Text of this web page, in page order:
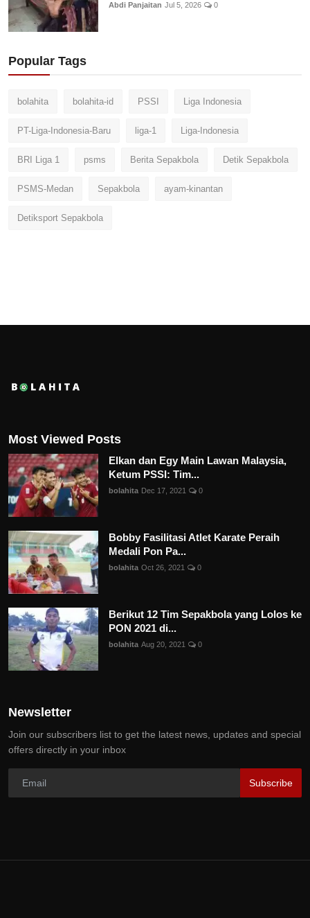
Abdi Panjaitan Jul 5, 2026 0
Popular Tags
bolahita bolahita-id PSSI Liga Indonesia
PT-Liga-Indonesia-Baru liga-1 Liga-Indonesia
BRI Liga 1 psms Berita Sepakbola Detik Sepakbola
PSMS-Medan Sepakbola ayam-kinantan
Detiksport Sepakbola
Most Viewed Posts
Elkan dan Egy Main Lawan Malaysia,
Ketum PSSI: Tim...
bolahita Dec 17, 2021 0
Bobby Fasilitasi Atlet Karate Peraih
Medali Pon Pa...
bolahita Oct 26, 2021 0
Berikut 12 Tim Sepakbola yang Lolos ke
PON 2021 di...
bolahita Aug 20, 2021 0
Newsletter
Join our subscribers list to get the latest news, updates and special
offers directly in your inbox
Subscribe